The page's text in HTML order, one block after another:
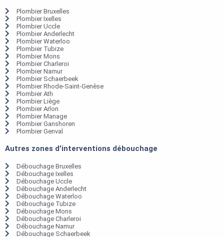
Plombier Bruxelles
Plombier Ixelles
Plombier Uccle
Plombier Anderlecht
Plombier Waterloo
Plombier Tubize
Plombier Mons
Plombier Charleroi
Plombier Namur
Plombier Schaerbeek
Plombier Rhode-Saint-Genèse
Plombier Ath
Plombier Liège
Plombier Arlon
Plombier Manage
Plombier Ganshoren
Plombier Genval
Autres zones d'interventions débouchage
Débouchage Bruxelles
Débouchage Ixelles
Débouchage Uccle
Débouchage Anderlecht
Débouchage Waterloo
Débouchage Tubize
Débouchage Mons
Débouchage Charleroi
Débouchage Namur
Débouchage Schaerbeek